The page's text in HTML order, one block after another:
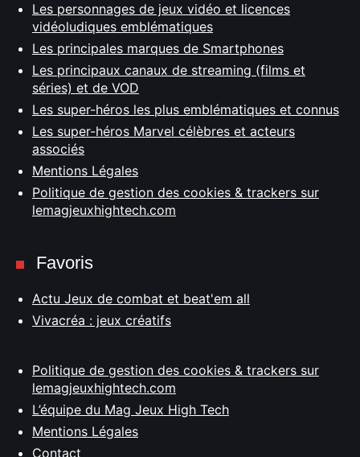
Les personnages de jeux vidéo et licences
vidéoludiques emblématiques
Les principales marques de Smartphones
Les principaux canaux de streaming (films et
séries) et de VOD
Les super-héros les plus emblématiques et connus
Les super-héros Marvel célèbres et acteurs
associés
Mentions Légales
Politique de gestion des cookies & trackers sur
lemagjeuxhightech.com
Favoris
Actu Jeux de combat et beat'em all
Vivacréa : jeux créatifs
Politique de gestion des cookies & trackers sur
lemagjeuxhightech.com
L’équipe du Mag Jeux High Tech
Mentions Légales
Contact